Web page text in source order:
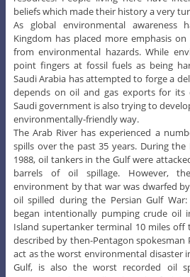
beliefs which made their history a very
As global environmental awareness
Kingdom has placed more emphasis
from environmental hazards. While
point fingers at fossil fuels as being
Saudi Arabia has attempted to forge a
depends on oil and gas exports for
Saudi government is also trying to
environmentally-friendly way.
The Arab River has experienced a
spills over the past 35 years. During
1988, oil tankers in the Gulf were
barrels of oil spillage. However,
environment by that war was dwarfed
oil spilled during the Persian Gulf
began intentionally pumping crude oil
Island supertanker terminal 10 miles off
described by then-Pentagon spokesman
act as the worst environmental disaster
Gulf, is also the worst recorded oil